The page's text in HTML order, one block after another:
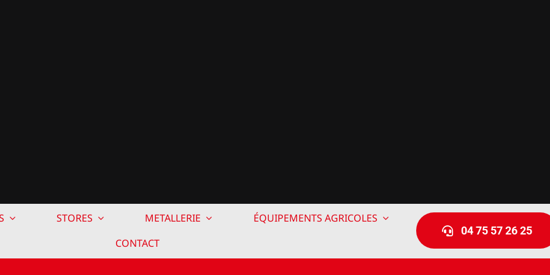
STORES METALLERIE
ÉQUIPEMENTS AGRICOLES
CONTACT
04 75 57 26 25